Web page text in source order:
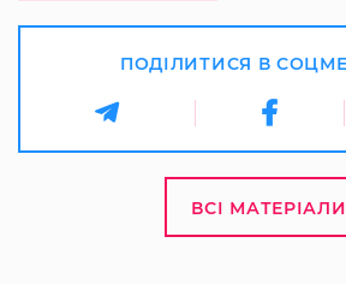
ПОДІЛИТИСЯ В
ВСІ МАТЕРІАЛИ